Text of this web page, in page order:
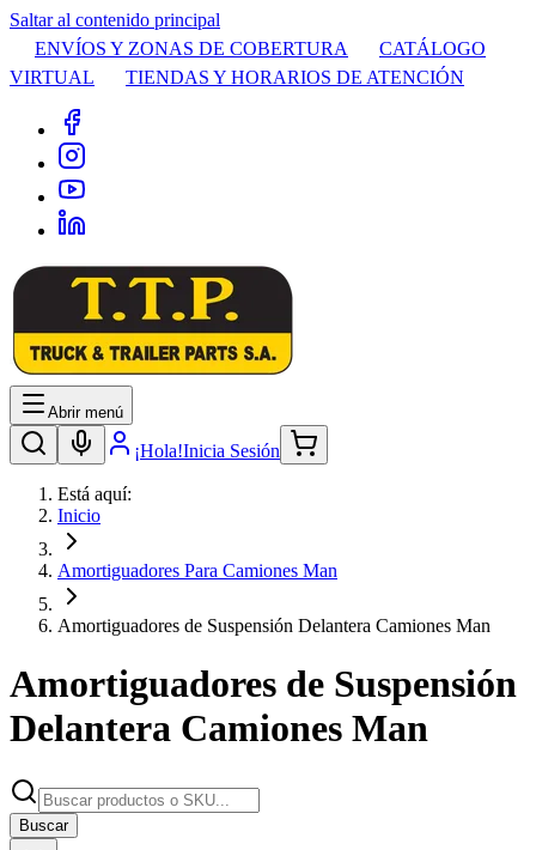
Saltar al contenido principal
ENVÍOS Y ZONAS DE COBERTURA
CATÁLOGO
VIRTUAL
TIENDAS Y HORARIOS DE ATENCIÓN
Abrir menú
¡Hola!Inicia Sesión
Está aquí:
Inicio
Amortiguadores Para Camiones Man
Amortiguadores de Suspensión Delantera Camiones Man
Amortiguadores de Suspensión
Delantera Camiones Man
Buscar